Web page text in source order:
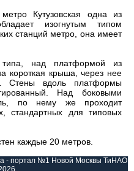
Кутузовская одна из
изогнутым типом
станций метро, она имеет
над платформой из
короткая крыша, через нее
Стены вдоль платформы
Над боковыми
по нему же проходит
стандартных для типовых
каждые 20 метров.
- портал №1 Новой Москвы ТиНАО